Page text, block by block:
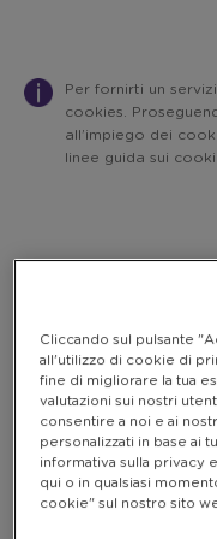
Per fornirti un
cookies.
all’impiego dei
linee guida sui
salvata
Cliccando sul pulsante
all'utilizzo di cookie di
fine di migliorare la tua
valutazioni sui nostri
consentire a noi e ai
personalizzati in base ai
informativa sulla privacy
qui o in qualsiasi
cookie" sul nostro sito